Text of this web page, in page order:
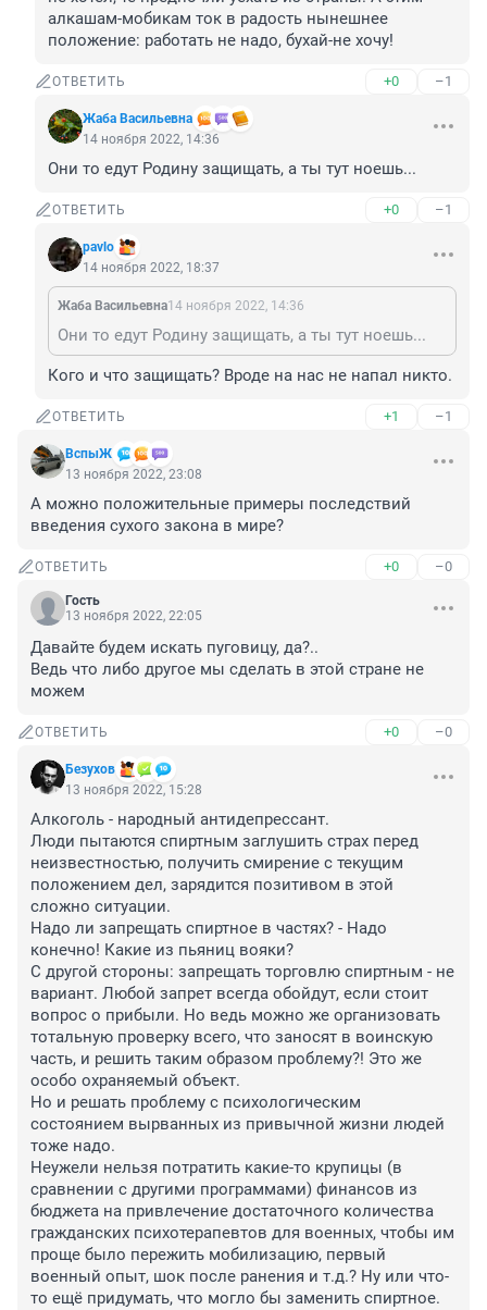
алкашам-мобикам ток в радость нынешнее
положение: работать не надо, бухай-не хочу!
ОТВЕТИТЬ +0 –1
Жаба Васильевна
14 ноября 2022, 14:36
Они то едут Родину защищать, а ты тут ноешь...
ОТВЕТИТЬ +0 –1
pavlo
14 ноября 2022, 18:37
Жаба Васильевна14 ноября 2022, 14:36
Они то едут Родину защищать, а ты тут ноешь...
Кого и что защищать? Вроде на нас не напал никто.
ОТВЕТИТЬ +1 –1
ВспыЖ
13 ноября 2022, 23:08
А можно положительные примеры последствий
введения сухого закона в мире?
ОТВЕТИТЬ +0 –0
Гость
13 ноября 2022, 22:05
Давайте будем искать пуговицу, да?..
Ведь что либо другое мы сделать в этой стране не
можем
ОТВЕТИТЬ +0 –0
Безухов
13 ноября 2022, 15:28
Алкоголь - народный антидепрессант.
Люди пытаются спиртным заглушить страх перед
неизвестностью, получить смирение с текущим
положением дел, зарядится позитивом в этой
сложно ситуации.
Надо ли запрещать спиртное в частях? - Надо
конечно! Какие из пьяниц вояки?
С другой стороны: запрещать торговлю спиртным - не
вариант. Любой запрет всегда обойдут, если стоит
вопрос о прибыли. Но ведь можно же организовать
тотальную проверку всего, что заносят в воинскую
часть, и решить таким образом проблему?! Это же
особо охраняемый объект.
Но и решать проблему с психологическим
состоянием вырванных из привычной жизни людей
тоже надо.
Неужели нельзя потратить какие-то крупицы (в
сравнении с другими программами) финансов из
бюджета на привлечение достаточного количества
гражданских психотерапевтов для военных, чтобы им
проще было пережить мобилизацию, первый
военный опыт, шок после ранения и т.д.? Ну или что-
то ещё придумать, что могло бы заменить спиртное.